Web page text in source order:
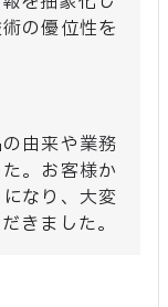
の優位性を
由来や業務
。お客様か
なり、大変
きました。